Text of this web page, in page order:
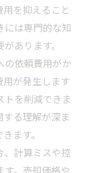
を抑えること
には専門的な知
あります。
の依頼費用がか
が発生します
トを削減できま
る理解が深ま
ます。
、計算ミスや控